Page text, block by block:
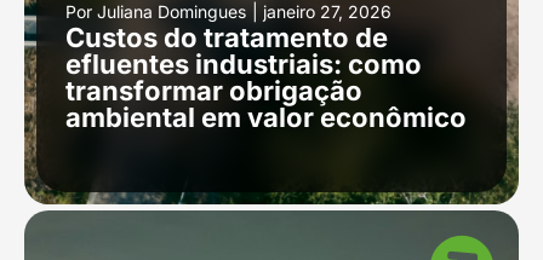
Por Juliana Domingues janeiro 27, 2026
Custos do tratamento de
efluentes industriais: como
transformar obrigação
ambiental em valor econômico